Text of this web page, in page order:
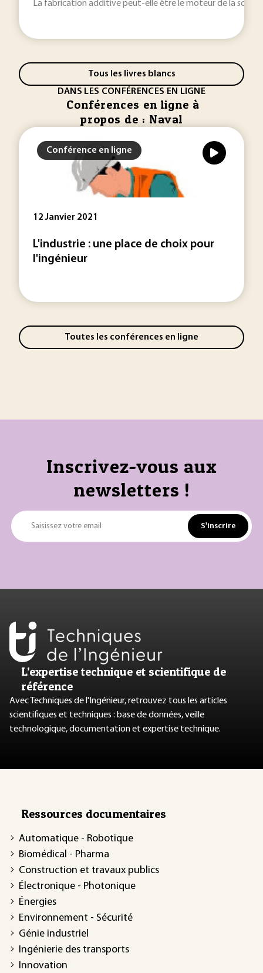
La fabrication additive peut-elle être le moteur de la
Tous les livres blancs
DANS LES CONFÉRENCES EN LIGNE
Conférences en ligne à
propos de : Naval
Conférence en ligne
12 Janvier 2021
L'industrie : une place de choix pour
l'ingénieur
Toutes les conférences en ligne
Inscrivez-vous aux
newsletters !
Saisissez votre email S'inscrire
L’expertise technique et scientifique de
référence
Avec Techniques de l'Ingénieur, retrouvez tous les articles
scientifiques et techniques : base de données, veille
technologique, documentation et expertise technique.
Ressources documentaires
Automatique - Robotique
Biomédical - Pharma
Construction et travaux publics
Électronique - Photonique
Énergies
Environnement - Sécurité
Génie industriel
Ingénierie des transports
Innovation